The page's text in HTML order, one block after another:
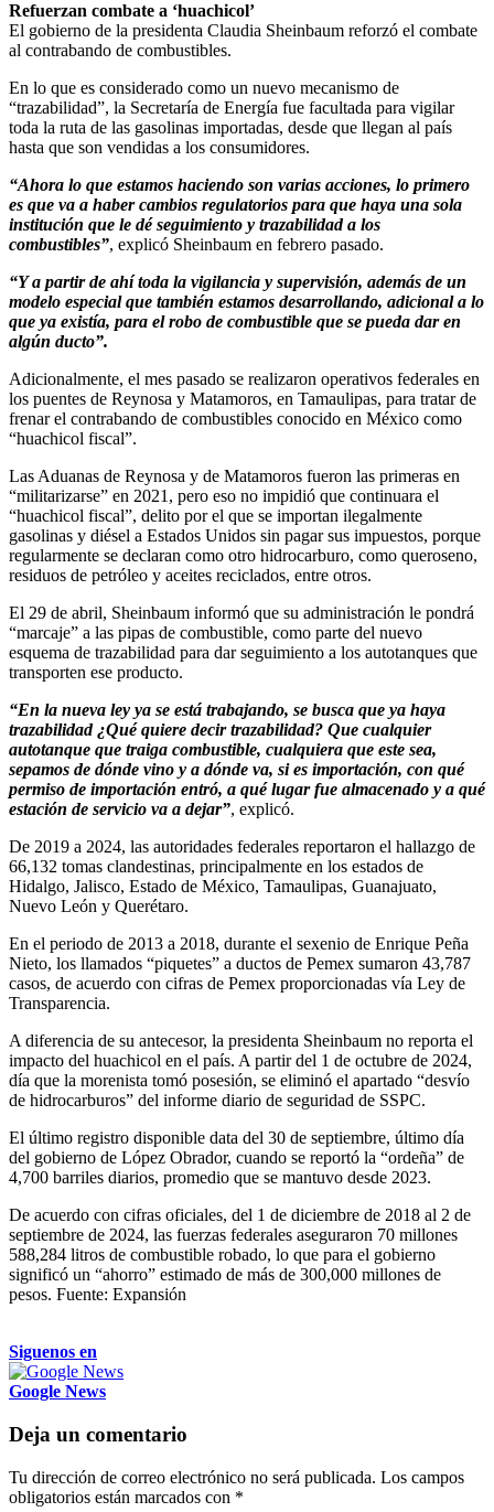
Refuerzan combate a ‘huachicol’
El gobierno de la presidenta Claudia Sheinbaum reforzó el combate
al contrabando de combustibles.
En lo que es considerado como un nuevo mecanismo de
“trazabilidad”, la Secretaría de Energía fue facultada para vigilar
toda la ruta de las gasolinas importadas, desde que llegan al país
hasta que son vendidas a los consumidores.
“Ahora lo que estamos haciendo son varias acciones, lo primero
es que va a haber cambios regulatorios para que haya una sola
institución que le dé seguimiento y trazabilidad a los
combustibles”, explicó Sheinbaum en febrero pasado.
“Y a partir de ahí toda la vigilancia y supervisión, además de un
modelo especial que también estamos desarrollando, adicional a lo
que ya existía, para el robo de combustible que se pueda dar en
algún ducto”.
Adicionalmente, el mes pasado se realizaron operativos federales en
los puentes de Reynosa y Matamoros, en Tamaulipas, para tratar de
frenar el contrabando de combustibles conocido en México como
“huachicol fiscal”.
Las Aduanas de Reynosa y de Matamoros fueron las primeras en
“militarizarse” en 2021, pero eso no impidió que continuara el
“huachicol fiscal”, delito por el que se importan ilegalmente
gasolinas y diésel a Estados Unidos sin pagar sus impuestos, porque
regularmente se declaran como otro hidrocarburo, como queroseno,
residuos de petróleo y aceites reciclados, entre otros.
El 29 de abril, Sheinbaum informó que su administración le pondrá
“marcaje” a las pipas de combustible, como parte del nuevo
esquema de trazabilidad para dar seguimiento a los autotanques que
transporten ese producto.
“En la nueva ley ya se está trabajando, se busca que ya haya
trazabilidad ¿Qué quiere decir trazabilidad? Que cualquier
autotanque que traiga combustible, cualquiera que este sea,
sepamos de dónde vino y a dónde va, si es importación, con qué
permiso de importación entró, a qué lugar fue almacenado y a qué
estación de servicio va a dejar”, explicó.
De 2019 a 2024, las autoridades federales reportaron el hallazgo de
66,132 tomas clandestinas, principalmente en los estados de
Hidalgo, Jalisco, Estado de México, Tamaulipas, Guanajuato,
Nuevo León y Querétaro.
En el periodo de 2013 a 2018, durante el sexenio de Enrique Peña
Nieto, los llamados “piquetes” a ductos de Pemex sumaron 43,787
casos, de acuerdo con cifras de Pemex proporcionadas vía Ley de
Transparencia.
A diferencia de su antecesor, la presidenta Sheinbaum no reporta el
impacto del huachicol en el país. A partir del 1 de octubre de 2024,
día que la morenista tomó posesión, se eliminó el apartado “desvío
de hidrocarburos” del informe diario de seguridad de SSPC.
El último registro disponible data del 30 de septiembre, último día
del gobierno de López Obrador, cuando se reportó la “ordeña” de
4,700 barriles diarios, promedio que se mantuvo desde 2023.
De acuerdo con cifras oficiales, del 1 de diciembre de 2018 al 2 de
septiembre de 2024, las fuerzas federales aseguraron 70 millones
588,284 litros de combustible robado, lo que para el gobierno
significó un “ahorro” estimado de más de 300,000 millones de
pesos. Fuente: Expansión
Siguenos en
Google News
Deja un comentario
Tu dirección de correo electrónico no será publicada. Los campos
obligatorios están marcados con *